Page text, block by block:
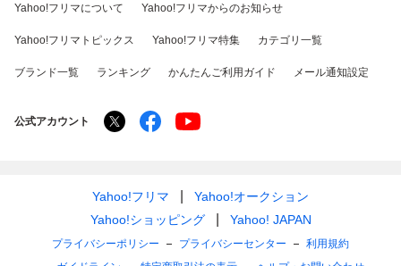
Yahoo!フリマについて Yahoo!フリマからのお知らせ
Yahoo!フリマトピックス Yahoo!フリマ特集 カテゴリ一覧
ブランド一覧 ランキング かんたんご利用ガイド メール通知設定
公式アカウント
Yahoo!フリマ
Yahoo!オークション
Yahoo!ショッピング
Yahoo! JAPAN
プライバシーポリシー プライバシーセンター
利用規約